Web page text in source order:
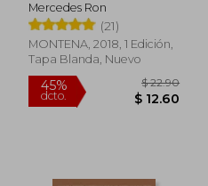
45%
dcto.
Mercedes Ron
(21)
MONTENA, 2018, 1 Edición,
Tapa Blanda, Nuevo